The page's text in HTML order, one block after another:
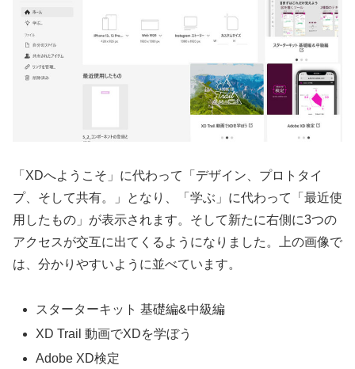
「XDへようこそ」に代わって「デザイン、プロトタイ
プ、そして共有。」となり、「学ぶ」に代わって「最近使
用したもの」が表示されます。そして新たに右側に3つの
アクセスが交互に出てくるようになりました。上の画像で
は、分かりやすいように並べています。
スターターキット 基礎編&中級編
XD Trail 動画でXDを学ぼう
Adobe XD検定